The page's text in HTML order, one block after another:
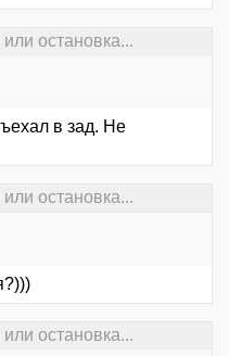
остановка...
в зад. Не
остановка...
остановка...